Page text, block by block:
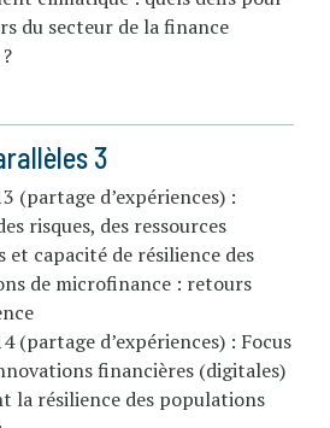
du secteur de la finance
3
(partage d’expériences) :
risques, des ressources
et capacité de résilience des
de microfinance : retours
(partage d’expériences) : Focus
financières (digitales)
la résilience des populations